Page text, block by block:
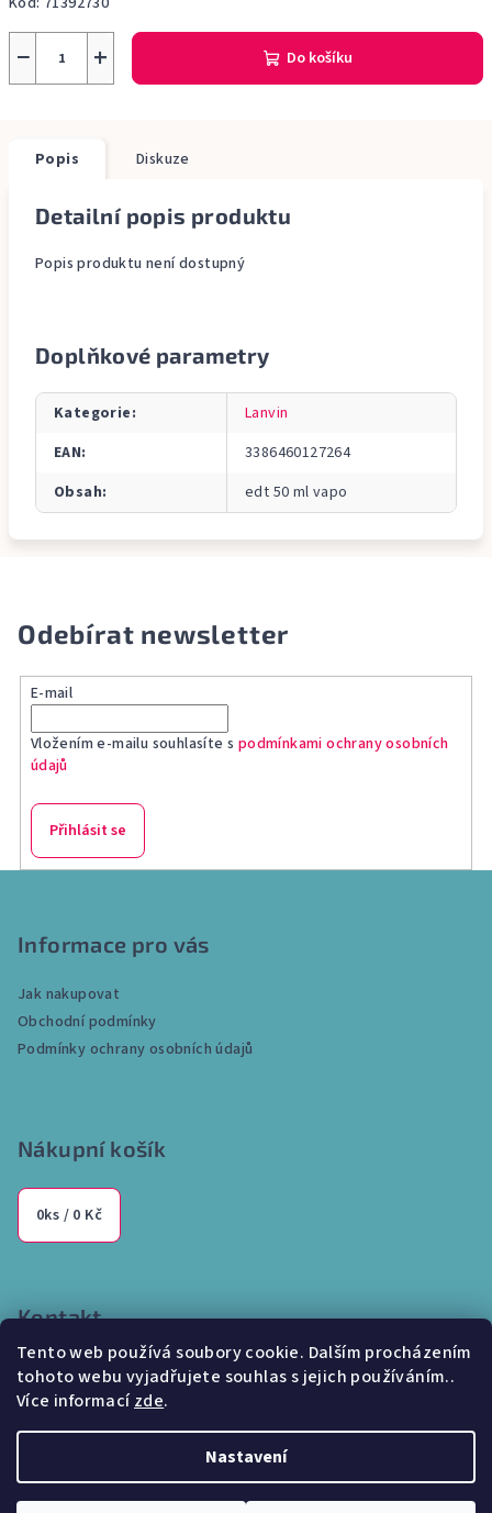
Tento web používá soubory cookie. Dalším procházením
tohoto webu vyjadřujete souhlas s jejich používáním..
Více informacízde.
Nastavení
+
− Do košíku
Popis Diskuze
Detailní popis produktu
Popis produktu není dostupný
Doplňkové parametry
Kategorie:
Lanvin
EAN:
3386460127264
Obsah: edt 50 ml vapo
Odebírat newsletter
E-mail
Vložením e-mailu souhlasíte s podmínkami ochrany osobních
údajů
Přihlásit se
Informace pro vás
Jak nakupovat
Obchodní podmínky
Podmínky ochrany osobních údajů
Nákupní košík
0ks / 0 Kč
Kontakt
info @internetparfem.cz
603 100 829